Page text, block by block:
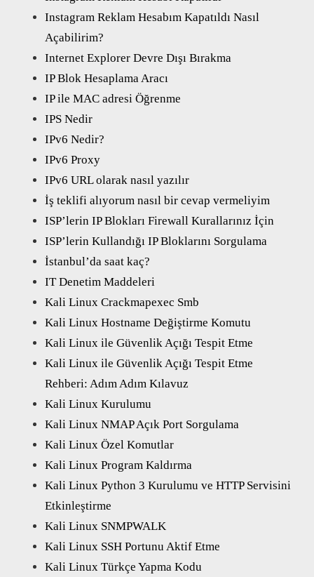
Instagram Reklam Hesabım Kapatıldı Nasıl
Açabilirim?
Internet Explorer Devre Dışı Bırakma
IP Blok Hesaplama Aracı
IP ile MAC adresi Öğrenme
IPS Nedir
IPv6 Nedir?
IPv6 Proxy
IPv6 URL olarak nasıl yazılır
İş teklifi alıyorum nasıl bir cevap vermeliyim
ISP’lerin IP Blokları Firewall Kurallarınız İçin
ISP’lerin Kullandığı IP Bloklarını Sorgulama
İstanbul’da saat kaç?
IT Denetim Maddeleri
Kali Linux Crackmapexec Smb
Kali Linux Hostname Değiştirme Komutu
Kali Linux ile Güvenlik Açığı Tespit Etme
Kali Linux ile Güvenlik Açığı Tespit Etme
Rehberi: Adım Adım Kılavuz
Kali Linux Kurulumu
Kali Linux NMAP Açık Port Sorgulama
Kali Linux Özel Komutlar
Kali Linux Program Kaldırma
Kali Linux Python 3 Kurulumu ve HTTP Servisini
Etkinleştirme
Kali Linux SNMPWALK
Kali Linux SSH Portunu Aktif Etme
Kali Linux Türkçe Yapma Kodu